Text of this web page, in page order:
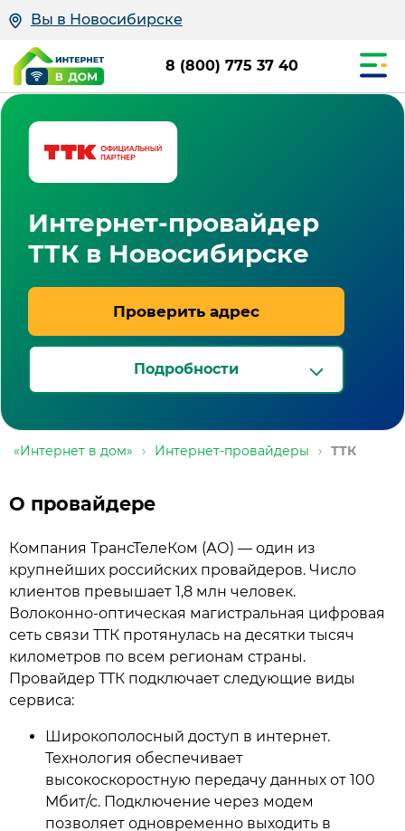
Вы в Новосибирске
8 (800) 775 37 40
Интернет-провайдер
ТТК в Новосибирске
Проверить адрес
Подробности
«Интернет в дом» › Интернет-провайдеры › ТТК
О провайдере
Компания ТрансТелеКом (АО) — один из
крупнейших российских провайдеров. Число
клиентов превышает 1,8 млн человек.
Волоконно-оптическая магистральная цифровая
сеть связи ТТК протянулась на десятки тысяч
километров по всем регионам страны.
Провайдер ТТК подключает следующие виды
сервиса:
Широкополосный доступ в интернет.
Технология обеспечивает
высокоскоростную передачу данных от 100
Мбит/с. Подключение через модем
позволяет одновременно выходить в